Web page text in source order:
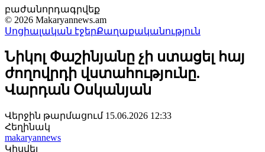
բաժանորդագրվեք
© 2026 Makaryannews.am
Սոցիալական էջերՔաղաքականություն
Նիկոլ Փաշինյանը չի ստացել հայ
ժողովրդի վստահությունը.
Վարդան Օսկանյան
Վերջին թարմացում 15.06.2026 12:33
Հեղինակ
makaryannews
Կիսվել